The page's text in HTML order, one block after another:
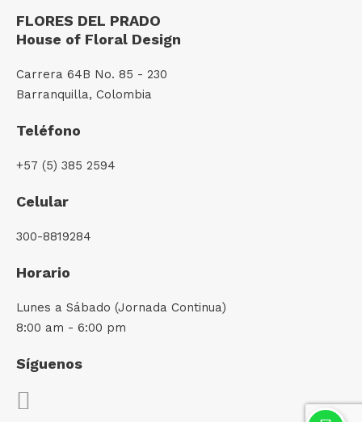
FLORES DEL PRADO
House of Floral Design
Carrera 64B No. 85 - 230
Barranquilla, Colombia
Teléfono
+57 (5) 385 2594
Celular
300-8819284
Horario
Lunes a Sábado (Jornada Continua)
8:00 am - 6:00 pm
Síguenos